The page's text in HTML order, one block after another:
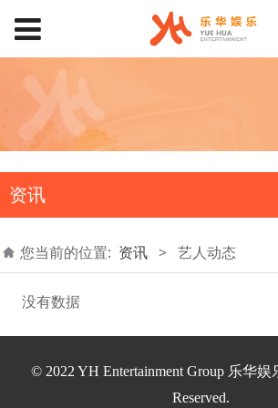
资讯
您当前的位置: 资讯 > 艺人动态
没有数据
© 2022 YH Entertainment Group 乐华
Reserved.